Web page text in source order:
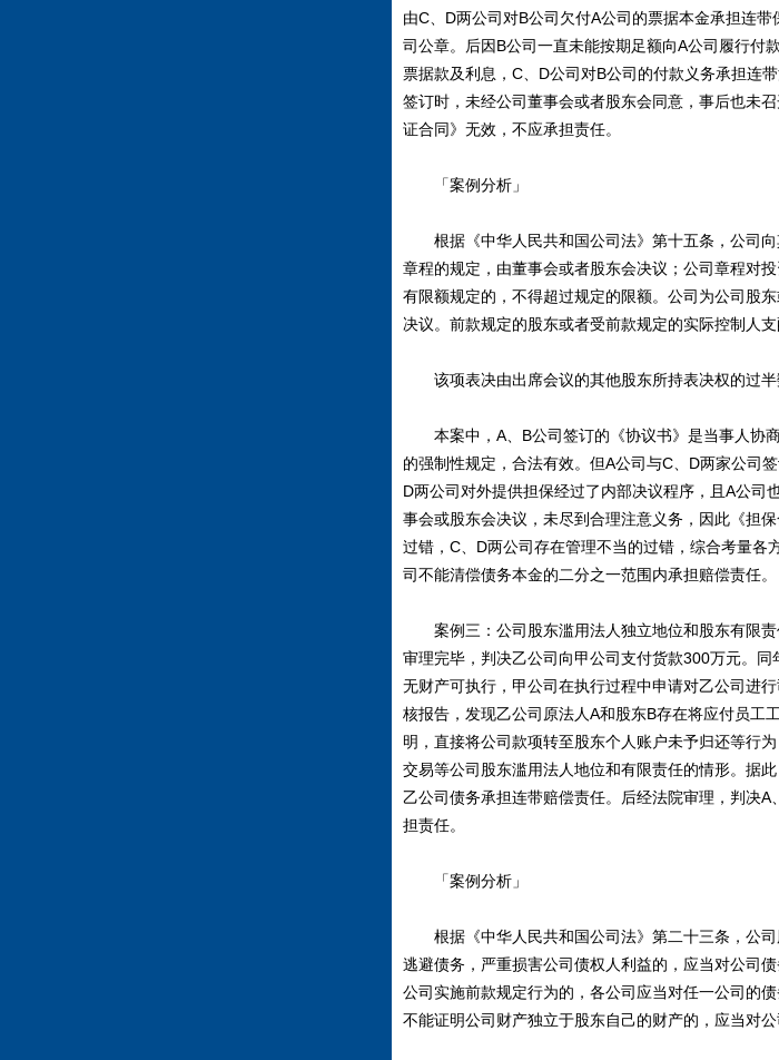
由C、D两公司对B公司欠付A公司的票据本金承担连
司公章。后因B公司一直未能按期足额向A公司履行付
票据款及利息，C、D公司对B公司的付款义务承担连
签订时，未经公司董事会或者股东会同意，事后也未
证合同》无效，不应承担责任。
「案例分析」
根据《中华人民共和国公司法》第十五条，公司向
章程的规定，由董事会或者股东会决议；公司章程对
有限额规定的，不得超过规定的限额。公司为公司股
决议。前款规定的股东或者受前款规定的实际控制人
该项表决由出席会议的其他股东所持表决权的过半
本案中，A、B公司签订的《协议书》是当事人协
的强制性规定，合法有效。但A公司与C、D两家公司
D两公司对外提供担保经过了内部决议程序，且A公司
事会或股东会决议，未尽到合理注意义务，因此《担
过错，C、D两公司存在管理不当的过错，综合考量各
司不能清偿债务本金的二分之一范围内承担赔偿责任。
案例三：公司股东滥用法人独立地位和股东有限责
审理完毕，判决乙公司向甲公司支付货款300万元。
无财产可执行，甲公司在执行过程中申请对乙公司进
核报告，发现乙公司原法人A和股东B存在将应付员工
明，直接将公司款项转至股东个人账户未予归还等行
交易等公司股东滥用法人地位和有限责任的情形。据
乙公司债务承担连带赔偿责任。后经法院审理，判决
担责任。
「案例分析」
根据《中华人民共和国公司法》第二十三条，公司
逃避债务，严重损害公司债权人利益的，应当对公司
公司实施前款规定行为的，各公司应当对任一公司的
不能证明公司财产独立于股东自己的财产的，应当对公